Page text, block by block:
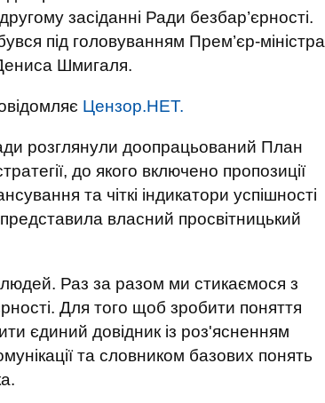
засіданні Ради безбар’єрності.
під головуванням Прем’єр-міністра
Шмигаля.
Цензор.НЕТ.
розглянули доопрацьований План
до якого включено пропозиції
та чіткі індикатори успішності
власний просвітницький
Раз за разом ми стикаємося з
Для того щоб зробити поняття
єдиний довідник із роз'ясненням
та словником базових понять